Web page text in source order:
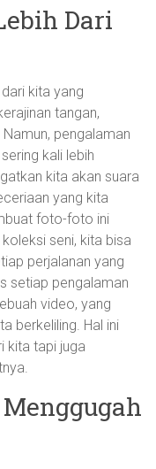
Dari
kita yang
tangan,
pengalaman
kali lebih
kita akan suara
yang kita
foto-foto ini
koleksi seni, kita bisa
perjalanan yang
setiap pengalaman
video, yang
berkeliling. Hal ini
kita tapi juga